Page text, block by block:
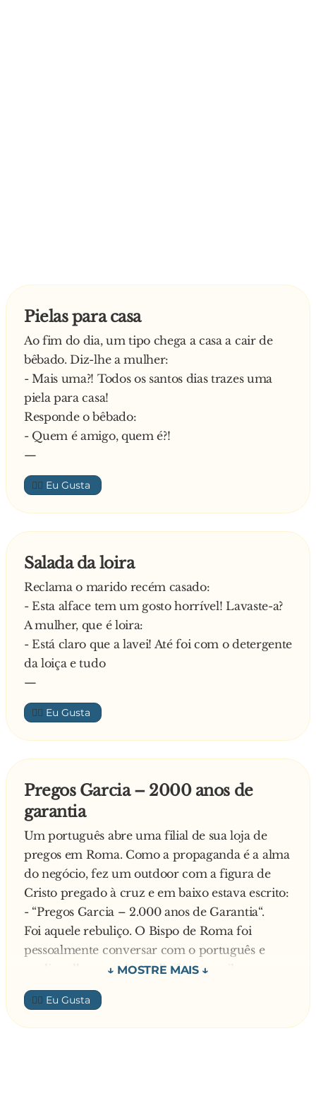
Pielas para casa
Ao fim do dia, um tipo chega a casa a cair de
bêbado. Diz-lhe a mulher:
- Mais uma?! Todos os santos dias trazes uma
piela para casa!
Responde o bêbado:
- Quem é amigo, quem é?!
—
👍🏼
Salada da loira
Reclama o marido recém casado:
- Esta alface tem um gosto horrível! Lavaste-a?
A mulher, que é loira:
- Está claro que a lavei! Até foi com o detergente
da loiça e tudo
—
👍🏼
Pregos Garcia – 2000 anos de
garantia
Um português abre uma filial de sua loja de
pregos em Roma. Como a propaganda é a alma
do negócio, fez um outdoor com a figura de
Cristo pregado à cruz e em baixo estava escrito:
- “Pregos Garcia – 2.000 anos de Garantia“.
Foi aquele rebuliço. O Bispo de Roma foi
pessoalmente conversar com o português e
explicar-lhe que não podia fazer aquilo, que era
pecado mortal… Então o português resolveu
fazer um novo outdoor.
Colocou Cristo com uma das mãos pregadas na
👍🏼